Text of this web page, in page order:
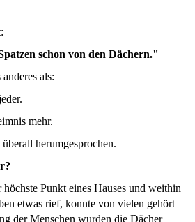
schon von den Dächern."
als:
mehr.
herumgesprochen.
Punkt eines Hauses und weithin
etwas rief, konnte von vielen gehört
der Menschen wurden die Dächer